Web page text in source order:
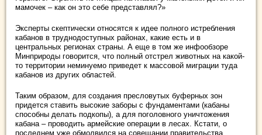
мамочек – как он это себе представлял?»
Эксперты скептически относятся к идее полного истребления
кабанов в труднодоступных районах, какие есть и в
центральных регионах страны. А еще в том же инфообзоре
Минприроды говорится, что полный отстрел животных на какой-
то территории неминуемо приведет к массовой миграции туда
кабанов из других областей.
Таким образом, для создания пресловутых буферных зон
придется ставить высокие заборы с фундаментами (кабаны
способны делать подкопы), а для поголовного уничтожения
кабана – проводить армейские операции в лесах. Кстати, о
последнем уже обмолвился на совещании правительства